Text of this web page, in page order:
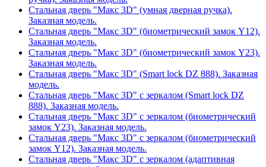
Стальная дверь "Макс 3D" (умная дверная ручка).
Заказная модель.
Стальная дверь "Макс 3D" (биометрический замок Y12).
Заказная модель.
Стальная дверь "Макс 3D" (биометрический замок Y23).
Заказная модель.
Стальная дверь "Макс 3D" (Smart lock DZ 888). Заказная
модель.
Стальная дверь "Макс 3D" с зеркалом (Smart lock DZ
888). Заказная модель.
Стальная дверь "Макс 3D" с зеркалом (биометрический
замок Y23). Заказная модель.
Стальная дверь "Макс 3D" с зеркалом (биометрический
замок Y12). Заказная модель.
Стальная дверь "Макс 3D" с зеркалом (адаптивная